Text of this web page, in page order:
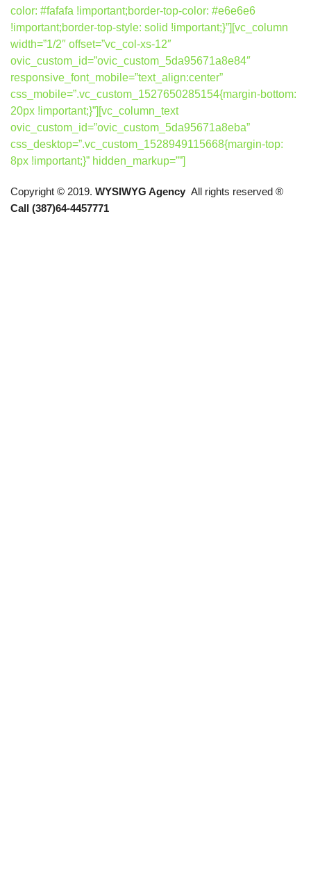
color: #fafafa !important;border-top-color: #e6e6e6
!important;border-top-style: solid !important;}”][vc_column
width=”1/2″ offset=”vc_col-xs-12″
ovic_custom_id=”ovic_custom_5da95671a8e84″
responsive_font_mobile=”text_align:center”
css_mobile=”.vc_custom_1527650285154{margin-bottom:
20px !important;}”][vc_column_text
ovic_custom_id=”ovic_custom_5da95671a8eba”
css_desktop=”.vc_custom_1528949115668{margin-top:
8px !important;}” hidden_markup=””]
Copyright © 2019. WYSIWYG Agency All rights reserved ®
Call (387)64-4457771